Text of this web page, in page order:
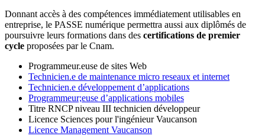
Donnant accès à des compétences immédiatement utilisables en
entreprise, le PASSE numérique permettra aussi aux diplômés de
poursuivre leurs formations dans des certifications de premier
cycle proposées par le Cnam.
Programmeur.euse de sites Web
Technicien.e de maintenance micro reseaux et internet
Technicien.e développement d’applications
Programmeur;euse d’applications mobiles
Titre RNCP niveau III technicien développeur
Licence Sciences pour l'ingénieur Vaucanson
Licence Management Vaucanson